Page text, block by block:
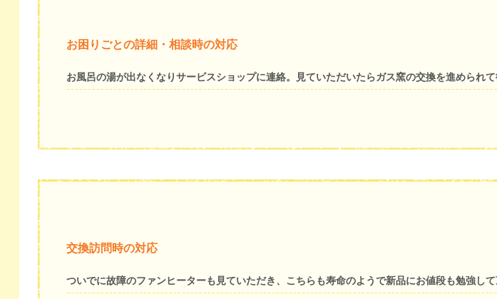
お困りごとの詳細・相談時の対応
お風呂の湯が出なくなりサービスショップに連絡。見ていただいたらガス窯の交換を進められ
交換訪問時の対応
ついでに故障のファンヒーターも見ていただき、こちらも寿命のようで新品にお値段も勉強し